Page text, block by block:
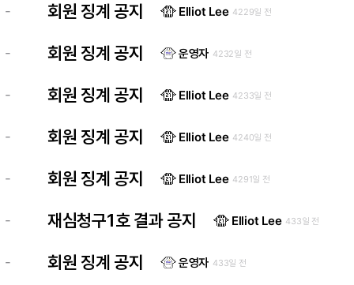
- 회원 징계 공지 Elliot Lee 4229일 전
- 회원 징계 공지 운영자 4232일 전
- 회원 징계 공지 Elliot Lee 4233일 전
- 회원 징계 공지 Elliot Lee 4240일 전
- 회원 징계 공지 Elliot Lee 4291일 전
- 재심청구1호 결과 공지 Elliot Lee 433일 전
- 회원 징계 공지 운영자 433일 전